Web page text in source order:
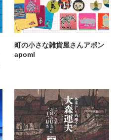
町の小さな雑貨屋さんアポン
apoml